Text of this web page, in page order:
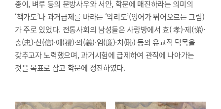
종이, 벼루 등의 문방사우와 서안, 학문에 매진하라는 의미의
‘책가도’나 과거급제를 바라는 ‘약리도’(잉어가 뛰어오르는 그림)
가 주로 있었다. 전통사회의 남성들은 사랑방에서 효( 孝)·제(悌)·
충(忠)·신(信)·예(禮)·의(義)·염(廉)·치(恥) 등의 유교적 덕목을
갖추고자 노력했으며, 과거시험에 급제하여 관직에 나아가는
것을 목표로 삼고 학문에 정진하였다.